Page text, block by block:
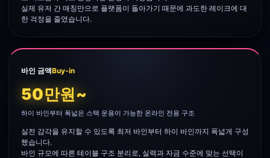
실제 유저 간 매칭만으로 플랫폼이 돌아가기 때문에 과도한 레이크에 대
한 걱정을 줄였습니다.
바인 금액Buy-in
50만원~
하이 바인부터 폭넓은 스택 운용이 가능한 온라인 전용 구조
실전 감각을 유지할 수 있도록 최저 바인부터 하이 바인까지 폭넓게 구성
했습니다.
바인 규모에 따른 테이블 구조 분리로, 실력과 자금 수준에 맞는 선택이